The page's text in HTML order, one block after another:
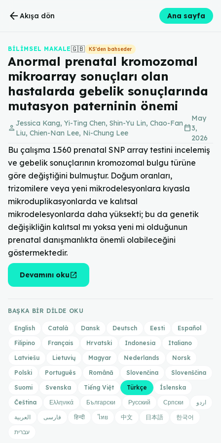
arrow_back Akışa dön Ana sayfa
BILIMSEL MAKALE🇬🇧 KS'den bahseder
Anormal prenatal kromozomal
mikroarray sonuçları olan
hastalarda gebelik sonuçlarında
mutasyon paterninin önemi
personJessica Kang, Yi-Ting Chen, Shin-Yu Lin, Chao-Fan
Liu, Chien-Nan Lee, Ni-Chung Lee
calendar_today
May
3,
2026
Bu çalışma 1.560 prenatal SNP array testini incelemiş
ve gebelik sonuçlarının kromozomal bulgu türüne
göre değiştiğini bulmuştur. Doğum oranları,
trizomilere veya yeni mikrodelesyonlara kıyasla
mikroduplikasyonlarda ve kalıtsal
mikrodelesyonlarda daha yüksekti; bu da genetik
değişikliğin kalıtsal mı yoksa yeni mi olduğunun
prenatal danışmanlıkta önemli olabileceğini
göstermektedir.
Devamını okuopen_in_new
BAŞKA BIR DILDE OKU
English Català Dansk Deutsch Eesti
Español
Filipino
Français Hrvatski Indonesia
Italiano
Latviešu
Lietuvių Magyar Nederlands
Norsk
Polski
Português Română Slovenčina
Slovenščina
Suomi
Svenska Tiếng Việt Türkçe
Íslenska
Čeština
Ελληνικά Български Русский Српски
اردو
العربية
فارسی हिन्दी ไทย 中文 日本語
한국어
עברית